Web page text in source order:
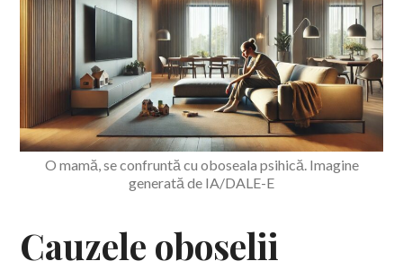
O mamă, se confruntă cu oboseala psihică. Imagine
generată de IA/DALE-E
Cauzele oboselii